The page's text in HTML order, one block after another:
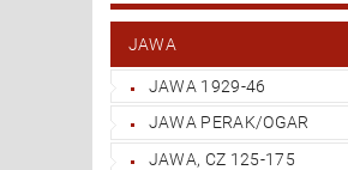
BANKVERBINDUNG
JAWA
JAWA 1929-46
JAWA PERAK/OGAR
JAWA, CZ 125-175